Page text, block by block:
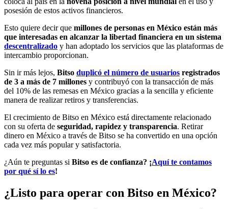
posesión de estos activos financieros.
Esto quiere decir que millones de personas en México están más
que interesadas en alcanzar la libertad financiera en un sistema
descentralizado y han adoptado los servicios que las plataformas de
intercambio proporcionan.
Sin ir más lejos, Bitso duplicó el número de usuarios registrados
de 3 a más de 7 millones y contribuyó con la transacción de más
del 10% de las remesas en México gracias a la sencilla y eficiente
manera de realizar retiros y transferencias.
El crecimiento de Bitso en México está directamente relacionado
con su oferta de seguridad, rapidez y transparencia. Retirar
dinero en México a través de Bitso se ha convertido en una opción
cada vez más popular y satisfactoria.
¿Aún te preguntas si Bitso es de confianza? ¡Aquí te contamos
por qué sí lo es!
¿Listo para operar con Bitso en México?